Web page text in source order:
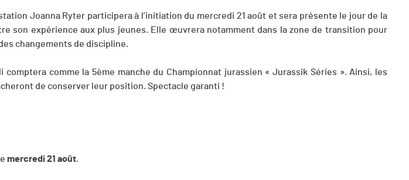
Joanna Ryter participera à l’initiation du mercredi 21 août et sera présente le jour de la
son expérience aux plus jeunes. Elle œuvrera notamment dans la zone de transition pour
changements de discipline.
comptera comme la 5ème manche du Championnat jurassien « Jurassik Séries ». Ainsi, les
de conserver leur position. Spectacle garanti !
mercredi 21 août.